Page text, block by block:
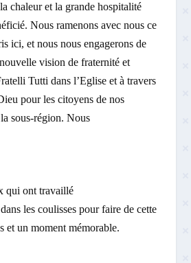
chaleur et la grande hospitalité
Nous ramenons avec nous ce
ici, et nous nous engagerons de
vision de fraternité et
Tutti dans l’Eglise et à travers
pour les citoyens de nos
sous-région. Nous
qui ont travaillé
les coulisses pour faire de cette
et un moment mémorable.